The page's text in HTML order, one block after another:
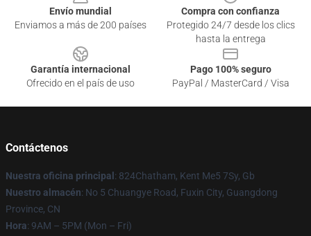
Envío mundial
Enviamos a más de 200 países
Compra con confianza
Protegido 24/7 desde los clics
hasta la entrega
Garantía internacional
Ofrecido en el país de uso
Pago 100% seguro
PayPal / MasterCard / Visa
Contáctenos
Nuestra oficina principal : 824Chatham, Kent Me5 7Sy, Gb
Nuestro almacén: No 5 Chuangye Road, Fuxin City, Guangdong
Province, CN
Hora: 9AM – 5PM (Mon – Fri)